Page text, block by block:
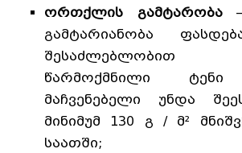
ორთქლის გამტარობა–
გამტარიანობა
შესაძლებლობით
წარმოქმნილი ტენი
მაჩვენებელი უნდა
მინიმუმ 130 გ / მ²
საათში;